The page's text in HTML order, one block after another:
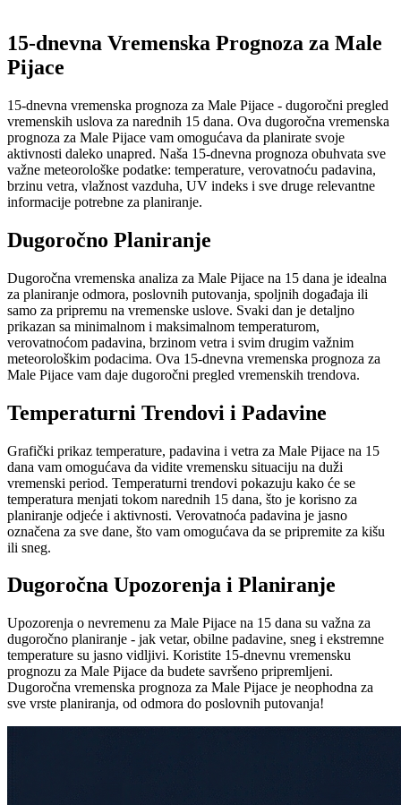
15-dnevna Vremenska Prognoza za Male
Pijace
15-dnevna vremenska prognoza za Male Pijace - dugoročni pregled
vremenskih uslova za narednih 15 dana. Ova dugoročna vremenska
prognoza za Male Pijace vam omogućava da planirate svoje
aktivnosti daleko unapred. Naša 15-dnevna prognoza obuhvata sve
važne meteorološke podatke: temperature, verovatnoću padavina,
brzinu vetra, vlažnost vazduha, UV indeks i sve druge relevantne
informacije potrebne za planiranje.
Dugoročno Planiranje
Dugoročna vremenska analiza za Male Pijace na 15 dana je idealna
za planiranje odmora, poslovnih putovanja, spoljnih događaja ili
samo za pripremu na vremenske uslove. Svaki dan je detaljno
prikazan sa minimalnom i maksimalnom temperaturom,
verovatnoćom padavina, brzinom vetra i svim drugim važnim
meteorološkim podacima. Ova 15-dnevna vremenska prognoza za
Male Pijace vam daje dugoročni pregled vremenskih trendova.
Temperaturni Trendovi i Padavine
Grafički prikaz temperature, padavina i vetra za Male Pijace na 15
dana vam omogućava da vidite vremensku situaciju na duži
vremenski period. Temperaturni trendovi pokazuju kako će se
temperatura menjati tokom narednih 15 dana, što je korisno za
planiranje odjeće i aktivnosti. Verovatnoća padavina je jasno
označena za sve dane, što vam omogućava da se pripremite za kišu
ili sneg.
Dugoročna Upozorenja i Planiranje
Upozorenja o nevremenu za Male Pijace na 15 dana su važna za
dugoročno planiranje - jak vetar, obilne padavine, sneg i ekstremne
temperature su jasno vidljivi. Koristite 15-dnevnu vremensku
prognozu za Male Pijace da budete savršeno pripremljeni.
Dugoročna vremenska prognoza za Male Pijace je neophodna za
sve vrste planiranja, od odmora do poslovnih putovanja!